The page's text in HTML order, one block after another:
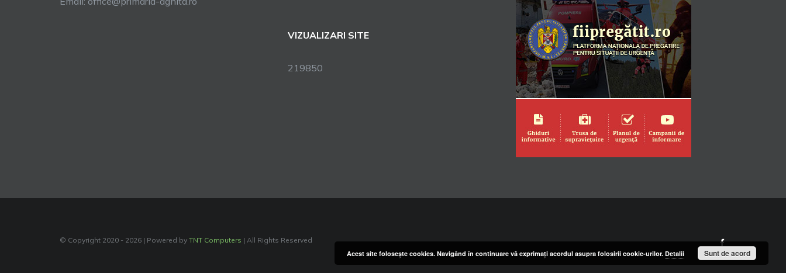
VIZUALIZARI SITE
219850
© Copyright 2020 - 2026 | Powered by TNT Computers | All Rights Reserved Facebook
Acest site foloseşte cookies. Navigând în continuare vă exprimaţi acordul asupra folosirii cookie-urilor. Detalii Sunt de acord